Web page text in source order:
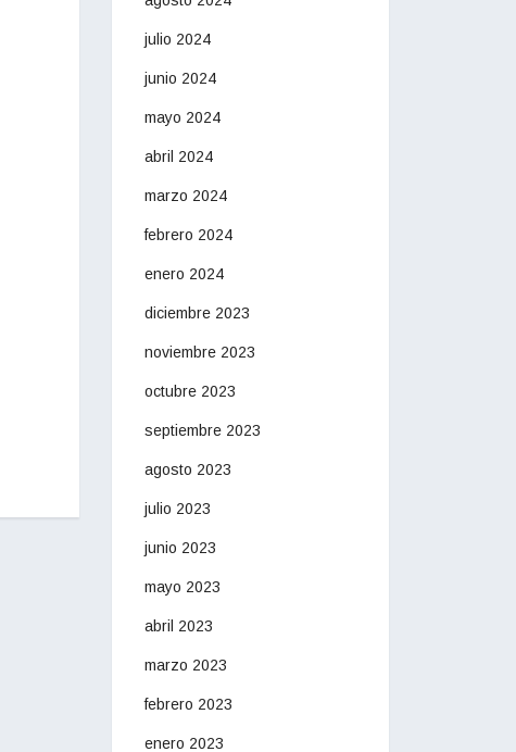
julio 2024
junio 2024
mayo 2024
abril 2024
marzo 2024
febrero 2024
enero 2024
diciembre 2023
noviembre 2023
octubre 2023
septiembre 2023
agosto 2023
julio 2023
junio 2023
mayo 2023
abril 2023
marzo 2023
febrero 2023
enero 2023